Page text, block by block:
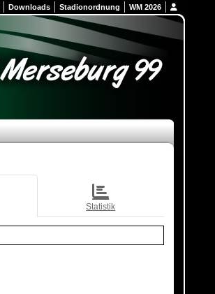
Downloads Stadionordnung WM 2026
Statistik